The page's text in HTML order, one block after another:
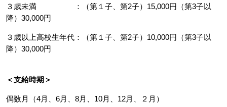
３歳未満 ：（第１子、第2子）15,000円（第3子以
降）30,000円
３歳以上高校生年代：（第１子、第2子）10,000円（第3子以
降）30,000円
＜支給時期＞
偶数月（4月、6月、8月、10月、12月、２月）